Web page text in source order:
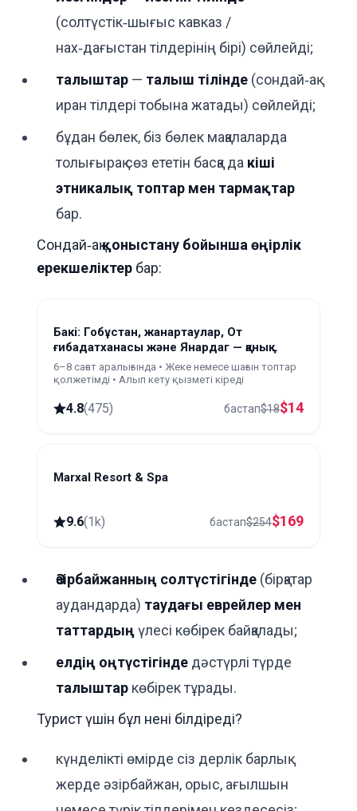
(солтүстік‑шығыс кавказ /
нах‑дағыстан тілдерінің бірі) сөйлейді;
талыштар — талыш тілінде (сондай‑ақ
иран тілдері тобына жатады) сөйлейді;
бұдан бөлек, біз бөлек мақалаларда
толығырақ сөз ететін басқа да кіші
этникалық топтар мен тармақтар
бар.
Сондай‑аққоныстану бойынша өңірлік
ерекшеліктер бар:
Бакі: Гобұстан, жанартаулар, От
ғибадатханасы және Янардаг — қанық
күндік тур
6–8 сағат аралығында • Жеке немесе шағын топтар
қолжетімді • Алып кету қызметі кіреді
4.8(475) бастап$18$14
Sheki
Marxal Resort & Spa
9.6(1k) бастап$254$169
Әзірбайжанның солтүстігінде (бірқатар
аудандарда) таудағы еврейлер мен
таттардыңүлесі көбірек байқалады;
елдің оңтүстігінде дәстүрлі түрде
талыштар көбірек тұрады.
Турист үшін бұл нені білдіреді?
күнделікті өмірде сіз дерлік барлық
жерде әзірбайжан, орыс, ағылшын